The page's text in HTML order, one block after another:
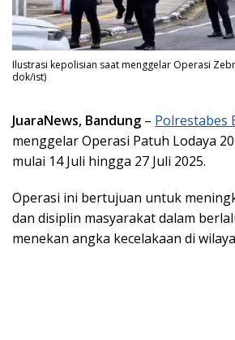
Ilustrasi kepolisian saat menggelar Operasi
dok/ist)
JuaraNews, Bandung – Polrestabes
menggelar Operasi Patuh Lodaya
mulai 14 Juli hingga 27 Juli 2025.
Operasi ini bertujuan untuk
dan disiplin masyarakat dalam
menekan angka kecelakaan di